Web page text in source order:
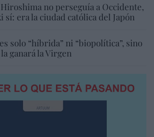
no perseguía a Occidente,
sí: era la ciudad católica del Japón
solo “híbrida” ni “biopolítica”, sino
ganará la Virgen